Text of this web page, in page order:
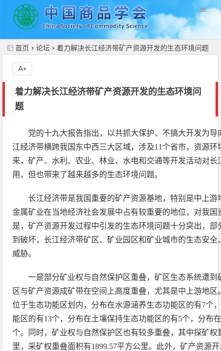
首页 论坛 着力解决长江经济带矿产资源开发的生态环境问题
着力解决长江经济带矿产资源开发的生态环境问
题
A+
党的十九大报告指出，以共抓大保护、不搞大开发为
江经济带横跨我国东中西三大区域，涉及11个省市，资源
来，矿产、水利、农业、林业、水电和交通等开发活动对
用，但也带来了越来越多的生态环境问题。
长江经济带是我国重要的矿产资源基地，特别是中上
金属矿业在当地经济社会发展中占有较重要的地位，对我
是，矿产资源开发过程中引发的生态环境问题十分突出，
到破坏，长江经济带矿区、矿业园区和矿业城市的生态安
威胁。
一是部分矿业权与自然保护区重叠，矿区生态系统遭
区与矿产资源成矿带在空间上高度重叠，尤其是中上游地
位于生态功能区划内，分布在水源涵养生态功能区的有7个
能区的有13个，分布在土壤保持生态功能区的有5个，分布
个。同时，矿业权与自然保护区也有较多重叠，其中探矿权
里，采矿权重叠面积有1899.57平方公里。此外，矿产资源